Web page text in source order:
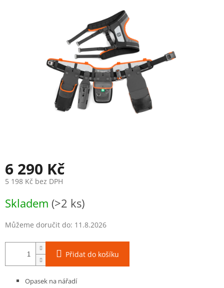
6 290 Kč
5 198 Kč bez DPH
cena:
Skladem (>2 ks)
Můžeme doručit do: 11.8.2026
Přidat do košíku
Opasek na nářadí